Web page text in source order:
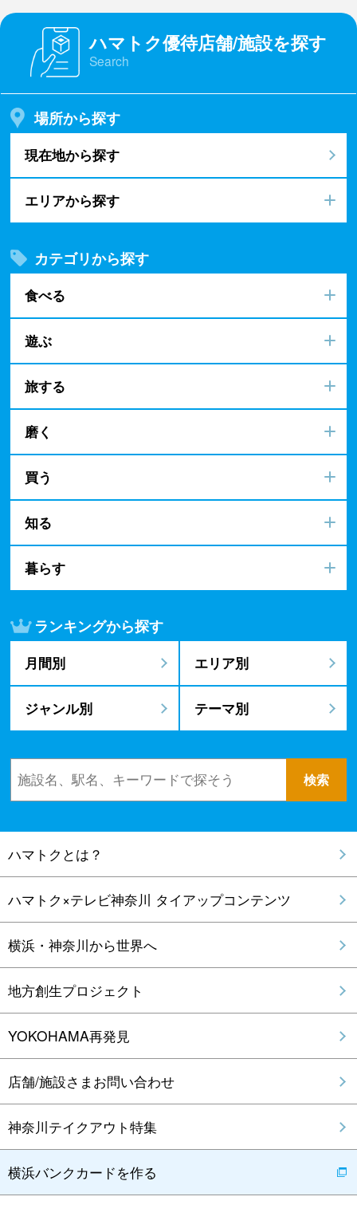
ハマトク優待店舗/施設を探す
Search
場所から探す
現在地から探す
エリアから探す
カテゴリから探す
食べる
遊ぶ
旅する
磨く
買う
知る
暮らす
ランキングから探す
月間別 エリア別
ジャンル別 テーマ別
ハマトクとは？
ハマトク×テレビ神奈川 タイアップコンテンツ
横浜・神奈川から世界へ
地方創生プロジェクト
YOKOHAMA再発見
店舗/施設さまお問い合わせ
神奈川テイクアウト特集
横浜バンクカードを作る